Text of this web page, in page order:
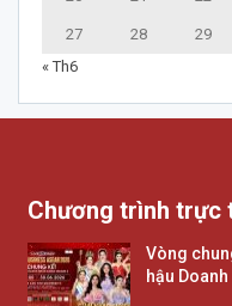
27 28 29
« Th6
Chương trình trực
Vòng
hậu